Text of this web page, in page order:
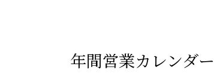
年間営業カレンダー